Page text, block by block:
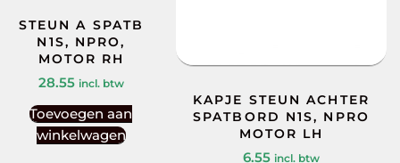
STEUN A SPATB
N1S, NPRO,
MOTOR RH
28.55 incl. btw
Toevoegen aan
winkelwagen
KAPJE STEUN ACHTER
SPATBORD N1S, NPRO
MOTOR LH
6.55 incl. btw